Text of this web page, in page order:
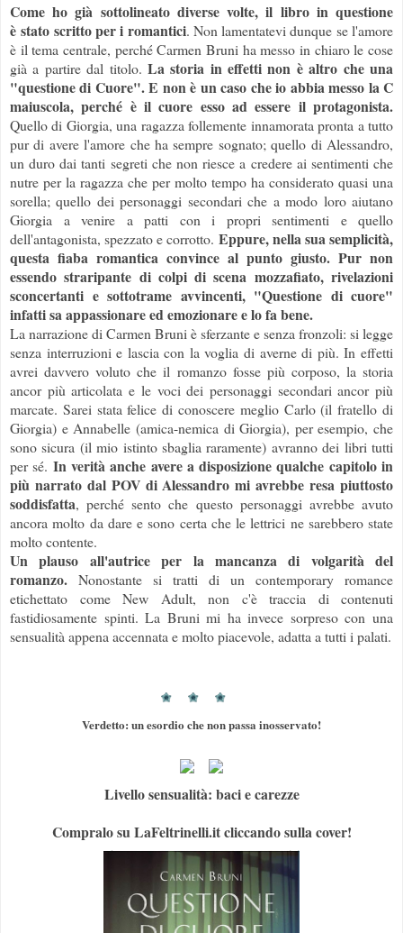
Come ho già sottolineato diverse volte, il libro in questione
èstato scritto per i romantici. Non lamentatevi dunque se l'amore
è il tema centrale, perché Carmen Bruni ha messo in chiaro le cose
già a partire dal titolo. La storia in effetti non è altro che una
"questione di Cuore". E non è un caso che io abbia messo la C
maiuscola, perché è il cuore esso ad essere il protagonista.
Quello di Giorgia, una ragazza follemente innamorata pronta a tutto
pur di avere l'amore che ha sempre sognato; quello di Alessandro,
un duro dai tanti segreti che non riesce a credere ai sentimenti che
nutre per la ragazza che per molto tempo ha considerato quasi una
sorella; quello dei personaggi secondari che a modo loro aiutano
Giorgia a venire a patti con i propri sentimenti e quello
dell'antagonista, spezzato e corrotto. Eppure, nella sua semplicità,
questa fiaba romantica convince al punto giusto. Pur non
essendo straripante di colpi di scena mozzafiato, rivelazioni
sconcertanti e sottotrame avvincenti, "Questione di cuore"
infatti sa appassionare ed emozionare e lo fa bene.
La narrazione di Carmen Bruni è sferzante e senza fronzoli: si legge
senza interruzioni e lascia con la voglia di averne di più. In effetti
avrei davvero voluto che il romanzo fosse più corposo, la storia
ancor più articolata e le voci dei personaggi secondari ancor più
marcate. Sarei stata felice di conoscere meglio Carlo (il fratello di
Giorgia) e Annabelle (amica-nemica di Giorgia), per esempio, che
sono sicura (il mio istinto sbaglia raramente) avranno dei libri tutti
per sé. In verità anche avere a disposizione qualche capitolo in
più narrato dal POV di Alessandro mi avrebbe resa piuttosto
soddisfatta, perché sento che questo personaggi avrebbe avuto
ancora molto da dare e sono certa che le lettrici ne sarebbero state
molto contente.
Un plauso all'autrice per la mancanza di volgarità del
romanzo. Nonostante si tratti di un contemporary romance
etichettato come New Adult, non c'è traccia di contenuti
fastidiosamente spinti. La Bruni mi ha invece sorpreso con una
sensualità appena accennata e molto piacevole, adatta a tutti i palati.
Verdetto: un esordio che non passa inosservato!
Livello sensualità: baci e carezze
Compralo su LaFeltrinelli.it cliccando sulla cover!